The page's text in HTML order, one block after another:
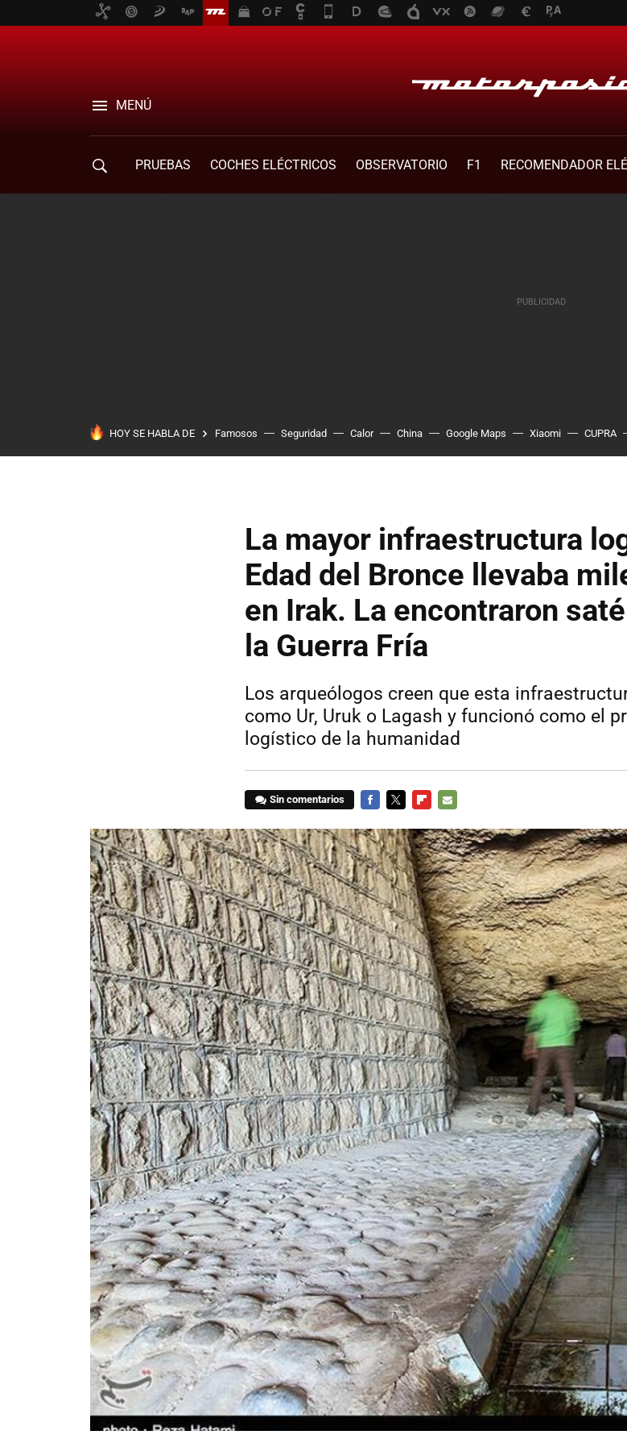
MENÚ
PRUEBAS COCHES ELÉCTRICOS OBSERVATORIO F1
RECOMENDADOR
HOY SE HABLA DE Famosos Seguridad Calor China Google Maps Xiaomi CUPRA
La mayor infraestructura
Edad del Bronce llevaba
en Irak. La encontraron
la Guerra Fría
Los arqueólogos creen que esta
como Ur, Uruk o Lagash y funcionó como el
logístico de la humanidad
Sin comentarios
MAIL